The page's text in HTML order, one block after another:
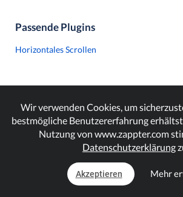
Passende Plugins
Horizontales Scrollen
Wir verwenden Cookies, um
bestmögliche Benutzererfahrung
Nutzung von www.zappter.com
Datenschutzerklärung
Akzeptieren Mehr